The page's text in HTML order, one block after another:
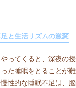
と生活リズムの激変
ってくると、深夜の
た睡眠をとることが
性的な睡眠不足は、